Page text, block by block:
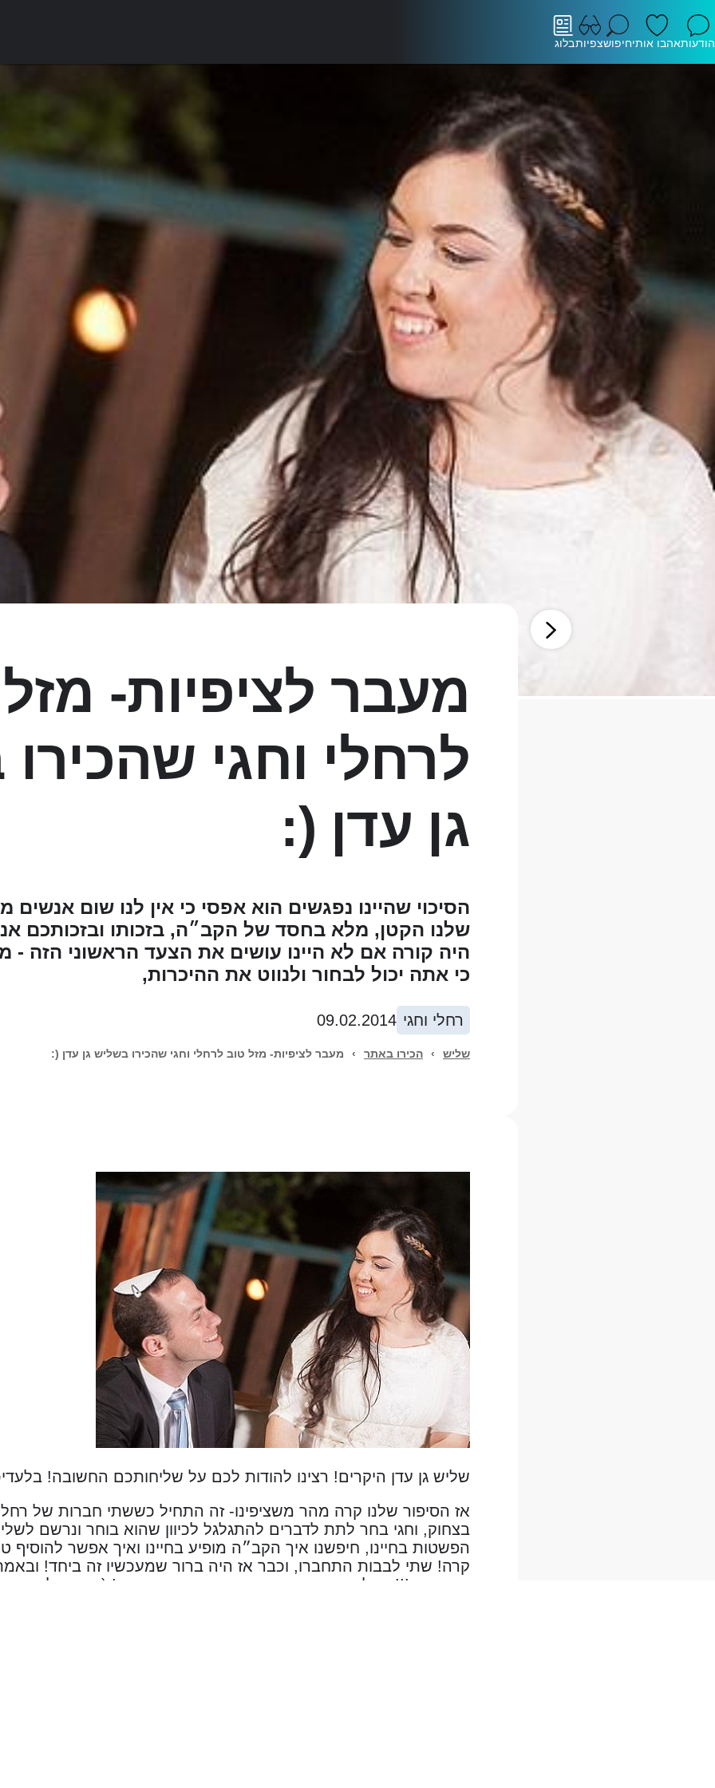
הודעותאהבו אותיחיפושצפיותבלוג
מעבר לציפיות-
לרחלי וחגי
גן עדן (:
הסיכוי שהיינו נפגשים הוא אפסי כי אין לנו שום
שלנו הקטן, מלא בחסד של הקב״ה, בזכותו ובזכותכם
היה קורה אם לא היינו עושים את הצעד הראשוני הזה -
כי אתה יכול לבחור ולנווט את ההיכרות,
רחלי וחגי 09.02.2014
שליש › הכירו באתר › מעבר לציפיות- מזל טוב לרחלי וחגי שהכירו בשליש גן עדן (:
שליש גן עדן היקרים! רצינו להודות לכם על שליחותכם החשובה!
אז הסיפור שלנו קרה מהר משציפינו- זה התחיל כששתי חברות של
בצחוק, וחגי בחר לתת לדברים להתגלגל לכיוון שהוא בוחר ונרשם
הפשטות בחיינו, חיפשנו איך הקב״ה מופיע בחיינו ואיך אפשר
קרה! שתי לבבות התחברו, וכבר אז היה ברור שמעכשיו זה ביחד!
התארסנו!!! הכל זרם בחסדי שמים במהירות ובשמחה! (ואנחנו לא